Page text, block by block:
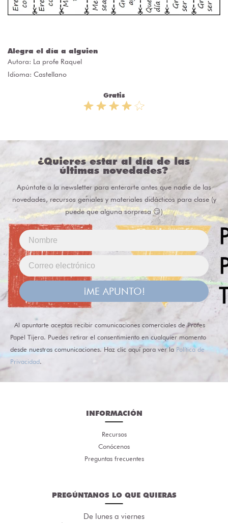
Alegra el día a alguien
Autora: La profe Raquel
Idioma: Castellano
Gratis
¿Quieres estar al día de las
últimas novedades?
Apúntate a la newsletter para enterarte antes que nadie de las
novedades, recursos geniales y materiales didácticos para clase (y
puede que alguna sorpresa 😏)
¡ME APUNTO!
Al apuntarte aceptas recibir comunicaciones comerciales de Profes
Papel Tijera. Puedes retirar el consentimiento en cualquier momento
desde nuestras comunicaciones. Haz clic aquí para ver la Política de
Privacidad.
INFORMACIÓN
Recursos
Conócenos
Preguntas frecuentes
PREGÚNTANOS LO QUE QUIERAS
De lunes a viernes